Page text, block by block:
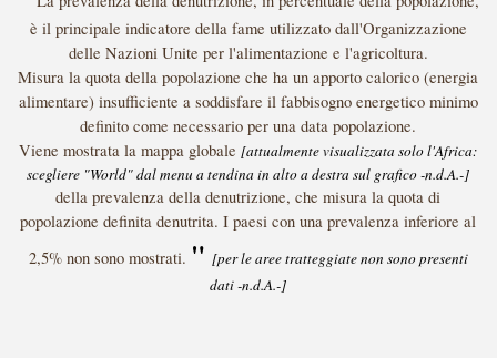
è il principale indicatore della fame utilizzato dall'Organizzazione
delle Nazioni Unite per l'alimentazione e l'agricoltura.
Misura la quota della popolazione che ha un apporto calorico (energia
alimentare) insufficiente a soddisfare il fabbisogno energetico minimo
definito come necessario per una data popolazione.
Viene mostrata la mappa globale [attualmente visualizzata solo l'Africa:
scegliere "World" dal menu a tendina in alto a destra sul grafico -n.d.A.-]
della prevalenza della denutrizione, che misura la quota di
popolazione definita denutrita. I paesi con una prevalenza inferiore al
2,5% non sono mostrati. " [per le aree tratteggiate non sono presenti
dati -n.d.A.-]